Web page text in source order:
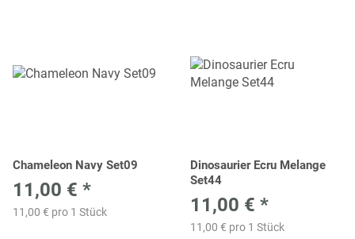
Chameleon Navy Set09
11,00 € *
11,00 € pro 1 Stück
Dinosaurier Ecru Melange
Set44
11,00 € *
11,00 € pro 1 Stück